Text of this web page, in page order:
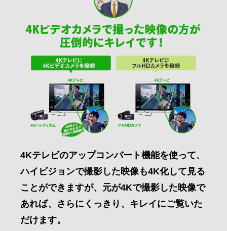
4Kテレビのアップコンバート機能を使って、
ハイビジョンで撮影した映像も4K化して見る
ことができますが、元が4Kで撮影した映像で
あれば、さらにくっきり、キレイにご覧いた
だけます。